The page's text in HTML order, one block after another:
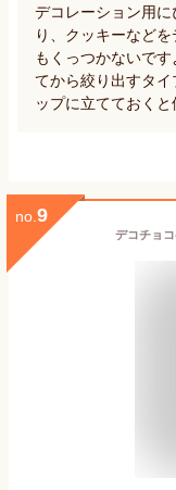
デコレーション用
り、クッキーなど
もくっつかないで
てから絞り出すタ
ップに立てておくと
no. 9
デコチョ